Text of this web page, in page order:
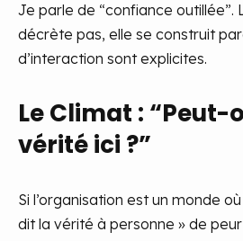
Je parle de “confiance outillée”.
décrète pas, elle se construit
d’interaction sont explicites.
Le Climat : “Peut-
vérité ici ?”
Si l’organisation est un monde
dit la vérité à personne » de